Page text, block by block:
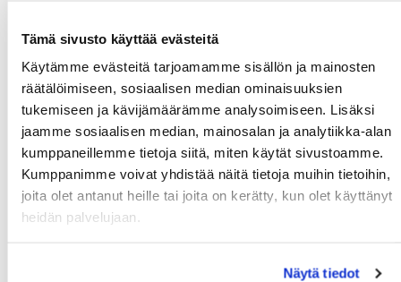
Tämä sivusto käyttää evästeitä
Käytämme evästeitä tarjoamamme sisällön ja mainosten
räätälöimiseen, sosiaalisen median ominaisuuksien
tukemiseen ja kävijämäärämme analysoimiseen. Lisäksi
jaamme sosiaalisen median, mainosalan ja analytiikka-alan
kumppaneillemme tietoja siitä, miten käytät sivustoamme.
Kumppanimme voivat yhdistää näitä tietoja muihin tietoihin,
joita olet antanut heille tai joita on kerätty, kun olet käyttänyt
heidän palvelujaan.
Näytä tiedot